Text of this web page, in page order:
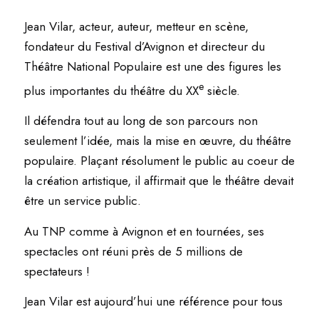
Jean Vilar, acteur, auteur, metteur en scène,
fondateur du Festival d’Avignon et directeur du
Théâtre National Populaire est une des figures les
plus importantes du théâtre du XXesiècle.
Il défendra tout au long de son parcours non
seulement l’idée, mais la mise en œuvre, du théâtre
populaire. Plaçant résolument le public au coeur de
la création artistique, il affirmait que le théâtre devait
être un service public.
Au TNP comme à Avignon et en tournées, ses
spectacles ont réuni près de 5 millions de
spectateurs !
Jean Vilar est aujourd’hui une référence pour tous